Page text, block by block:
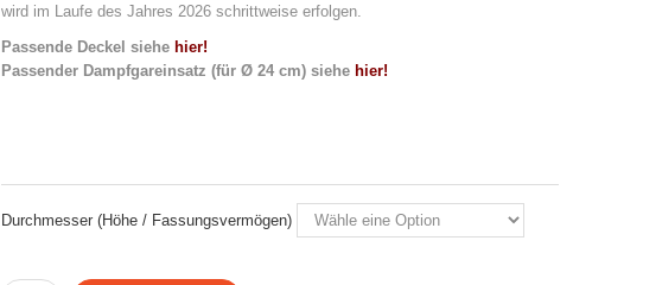
wird im Laufe des Jahres 2026 schrittweise erfolgen.
Passende Deckel siehe hier!
Passender Dampfgareinsatz (für Ø 24 cm) siehe hier!
Durchmesser (Höhe / Fassungsvermögen)